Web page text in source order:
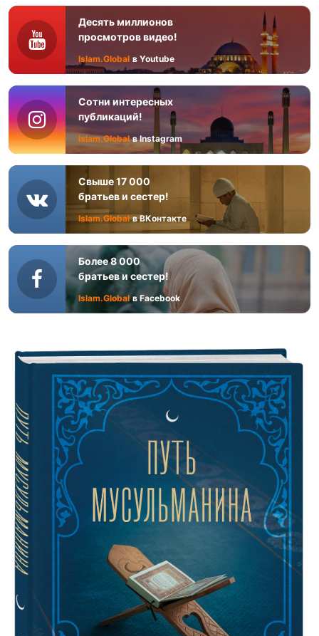
Десять миллионов
просмотров видео!
Islam.Global в Youtube
Сотни интересных
публикаций!
Islam.Global в Instagram
Свыше 17 000
братьев и сестер!
Islam.Global в ВКонтакте
Более 8 000
братьев и сестер!
Islam.Global в Facebook